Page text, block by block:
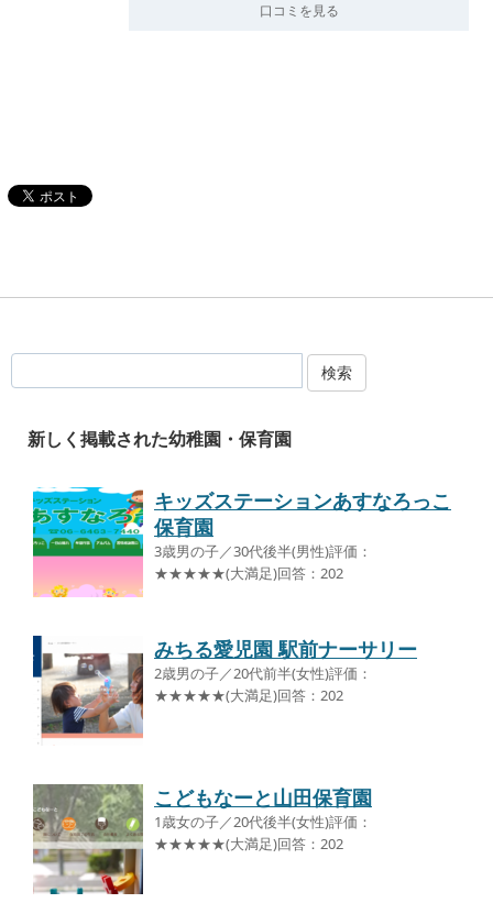
口コミを見る
検索
新しく掲載された幼稚園・保育園
キッズステーションあすなろっこ
保育園
3歳男の子／30代後半(男性)評価：
★★★★★(大満足)回答：202
みちる愛児園 駅前ナーサリー
2歳男の子／20代前半(女性)評価：
★★★★★(大満足)回答：202
こどもなーと山田保育園
1歳女の子／20代後半(女性)評価：
★★★★★(大満足)回答：202